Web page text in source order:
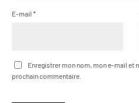
E-mail *
Enregistrer mon nom, mon e-mail et
prochain commentaire.